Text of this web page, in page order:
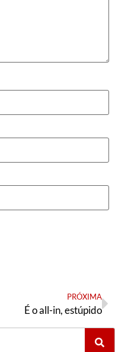
PRÓXIMA
É o all-in, estúpido